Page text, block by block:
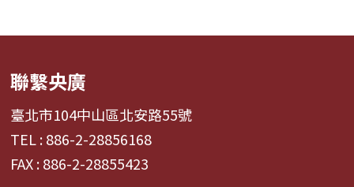
聯繫央廣
臺北市104中山區北安路55號
TEL : 886-2-28856168
FAX : 886-2-28855423